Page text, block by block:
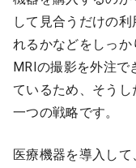
して見合うだけの
れるかなどをしっ
MRIの撮影を外注で
ているため、そう
一つの戦略です。
医療機器を導入し